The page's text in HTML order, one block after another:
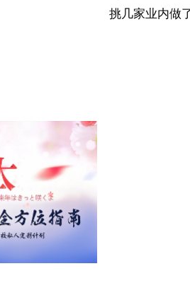
挑几家业内做